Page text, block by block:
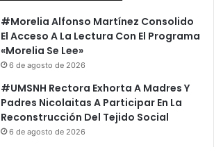
#Morelia Alfonso Martínez Consolido
El Acceso A La Lectura Con El Programa
«Morelia Se Lee»
6 de agosto de 2026
#UMSNH Rectora Exhorta A Madres Y
Padres Nicolaitas A Participar En La
Reconstrucción Del Tejido Social
6 de agosto de 2026